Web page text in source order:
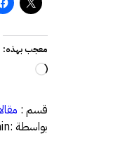
معجب بهذه:
جاري
قسم :
بواسطة :admin